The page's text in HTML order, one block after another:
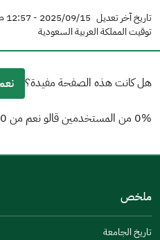
تاريخ آخر تعديل 2025/09/15 - 12:57 م
توقيت المملكة العربية السعودية
هل كانت هذه الصفحة مفيدة؟
0% من المستخدمين قالو نعم من 0 تعليقا.
مكتوبة بشكل جيد
الإجابات كانت مرتبطة
ملخص
تاريخ الجامعة